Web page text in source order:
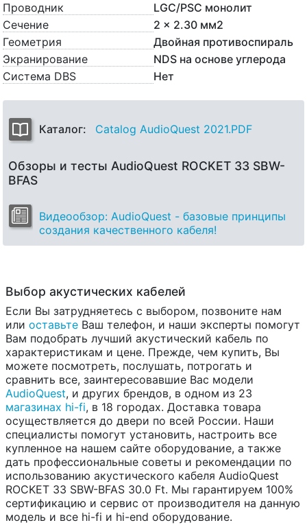
Проводник
LGC/PSC монолит
Сечение
2 x 2.30 мм2
Геометрия
Двойная противоспираль
Экранирование
NDS на основе углерода
Система DBS
Нет
Каталог: Catalog AudioQuest 2021.PDF
Обзоры и тесты AudioQuest ROCKET 33 SBW-
BFAS
Видеообзор: AudioQuest - базовые принципы
создания качественного кабеля!
Выбор акустических кабелей
Если Вы затрудняетесь с выбором, позвоните нам
или оставьте Ваш телефон, и наши эксперты помогут
Вам подобрать лучший акустический кабель по
характеристикам и цене. Прежде, чем купить, Вы
можете посмотреть, послушать, потрогать и
сравнить все, заинтересовавшие Вас модели
AudioQuest, и других брендов, в одном из 23
магазинах hi-fi, в 18 городах. Доставка товара
осуществляется до двери по всей России. Наши
специалисты помогут установить, настроить все
купленное на нашем сайте оборудование, а также
дать профессиональные советы и рекомендации по
использованию акустического кабеля AudioQuest
ROCKET 33 SBW-BFAS 30.0 Ft. Мы гарантируем 100%
сертификацию и сервис от производителя на данную
модель и все hi-fi и hi-end оборудование.